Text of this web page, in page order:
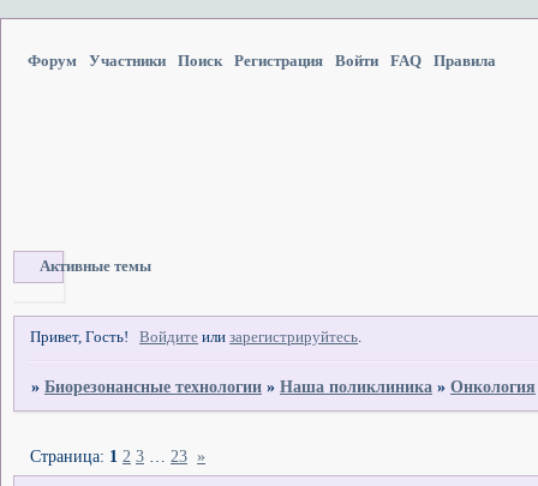
Форум Участники Поиск Регистрация Войти FAQ Правила
Активные темы
Привет, Гость! Войдите илизарегистрируйтесь.
»Биорезонансные технологии »Наша поликлиника »Онкология
Страница: 1 2 3 … 23 »